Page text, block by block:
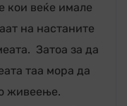
кои веќе имале
на настаните
Затоа за да
таа мора да
живеење.